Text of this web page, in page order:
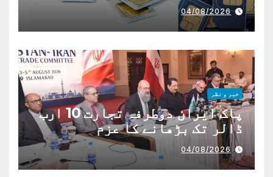
04/08/2026
خبر و نظر
پاک ایران دوطرفہ تجارت 10 ارب
ڈالر تک بڑھانے کا عزم
04/08/2026